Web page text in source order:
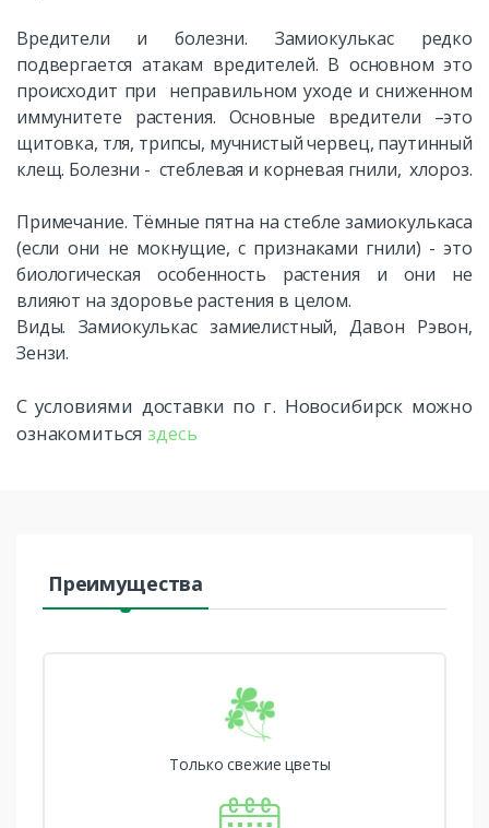
Вредители и болезни. Замиокулькас редко
подвергается атакам вредителей. В основном это
происходит при неправильном уходе и сниженном
иммунитете растения. Основные вредители –это
щитовка, тля, трипсы, мучнистый червец, паутинный
клещ. Болезни - стеблевая и корневая гнили, хлороз.
Примечание. Тёмные пятна на стебле замиокулькаса
(если они не мокнущие, с признаками гнили) - это
биологическая особенность растения и они не
влияют на здоровье растения в целом.
Виды. Замиокулькас замиелистный, Давон Рэвон,
Зензи.
С условиями доставки по г. Новосибирск можно
ознакомитьсяздесь
Преимущества
Только свежие цветы